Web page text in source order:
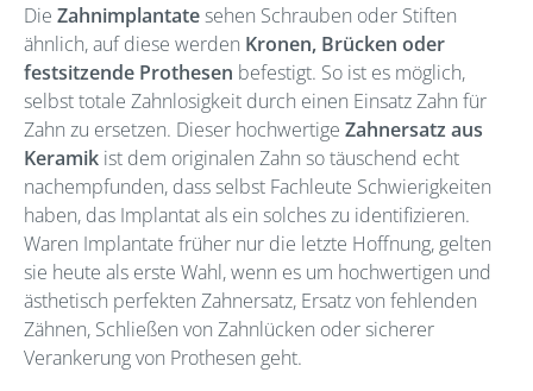
Die Zahnimplantatesehen Schrauben oder Stiften
ähnlich, auf diese werden Kronen, Brücken oder
festsitzende Prothesen befestigt. So ist es möglich,
selbst totale Zahnlosigkeit durch einen Einsatz Zahn für
Zahn zu ersetzen. Dieser hochwertige Zahnersatz aus
Keramik ist dem originalen Zahn so täuschend echt
nachempfunden, dass selbst Fachleute Schwierigkeiten
haben, das Implantat als ein solches zu identifizieren.
Waren Implantate früher nur die letzte Hoffnung, gelten
sie heute als erste Wahl, wenn es um hochwertigen und
ästhetisch perfekten Zahnersatz, Ersatz von fehlenden
Zähnen, Schließen von Zahnlücken oder sicherer
Verankerung von Prothesen geht.